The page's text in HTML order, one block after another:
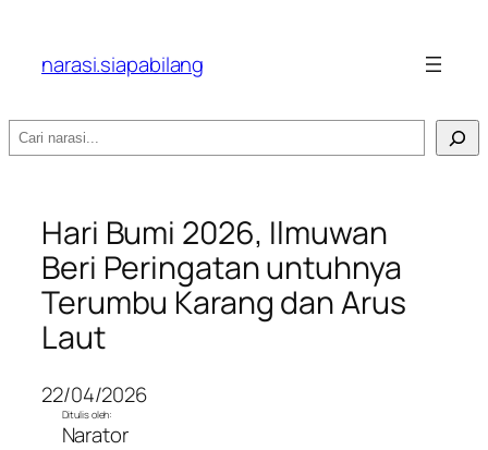
narasi.siapabilang
Search
Hari Bumi 2026, Ilmuwan
Beri Peringatan untuhnya
Terumbu Karang dan Arus
Laut
22/04/2026
Ditulis oleh:
Narator